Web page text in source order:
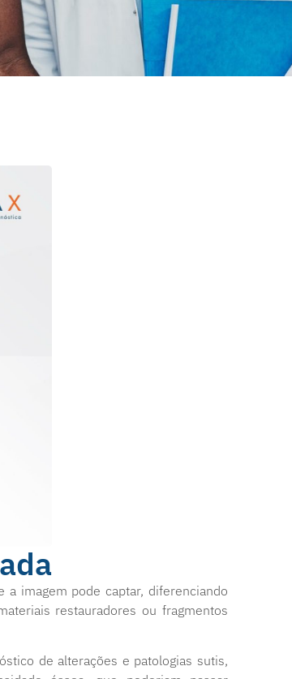
a imagem pode captar, diferenciando
restauradores ou fragmentos
de alterações e patologias sutis,